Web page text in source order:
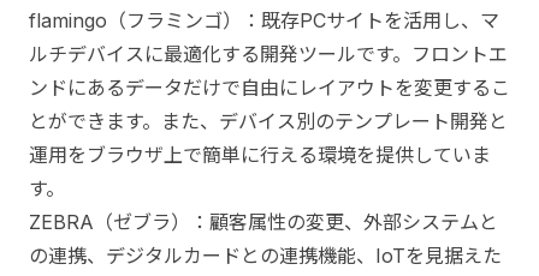
flamingo（フラミンゴ）：既存PCサイトを活用し、マ
ルチデバイスに最適化する開発ツールです。フロントエ
ンドにあるデータだけで自由にレイアウトを変更するこ
とができます。また、デバイス別のテンプレート開発と
運用をブラウザ上で簡単に行える環境を提供していま
す。
ZEBRA（ゼブラ）：顧客属性の変更、外部システムと
の連携、デジタルカードとの連携機能、IoTを見据えた